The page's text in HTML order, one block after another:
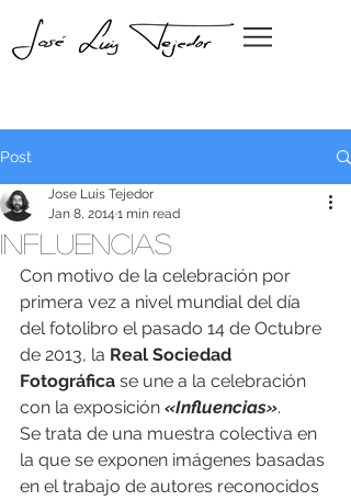
Post
Influencias
Jose Luis Tejedor
Jan 8, 2014 1 min read
Con motivo de la celebración por
primera vez a nivel mundial del día
del fotolibro el pasado 14 de Octubre
de 2013, la Real Sociedad
Fotográfica se une a la celebración
con la exposición «Influencias».
Se trata de una muestra colectiva en
la que se exponen imágenes basadas
en el trabajo de autores reconocidos